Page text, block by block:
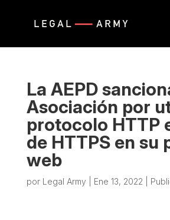
La AEPD
Asociación por
protocolo HTTP
de HTTPS en su
web
por Legal Army Ene 13, 2022